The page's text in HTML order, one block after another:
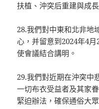
扶植、沖突后重建與成
28.我們對中東和北非地
心，并留意到2024年4
使會議結合講明。
29.我們對近期在沖突中
一切布衣受益者及其家
緊迫辦法，確保通俗大